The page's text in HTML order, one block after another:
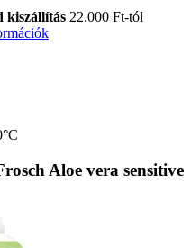
kiszállítás 22.000 Ft-tól
Aloe vera sensitive